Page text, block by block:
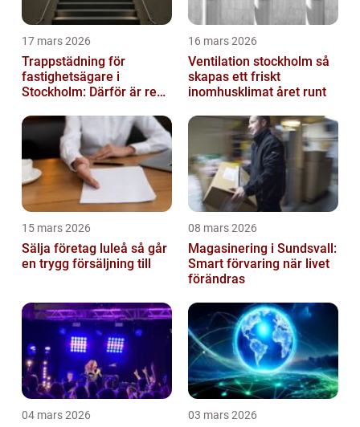
17 mars 2026
Trappstädning för
fastighetsägare i
Stockholm: Därför är rena
investering
16 mars 2026
Ventilation stockholm så
skapas ett friskt
inomhusklimat året runt
15 mars 2026
Sälja företag luleå så går
en trygg försäljning till
08 mars 2026
Magasinering i Sundsvall:
Smart förvaring när livet
förändras
04 mars 2026 03 mars 2026